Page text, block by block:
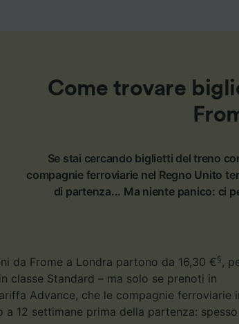
Come trovare
Se stai cercando biglietti del treno
compagnie ferroviarie nel Regno Unito
di partenza... Ma niente panico: ci
da Frome a Londra partono da 16,30 €§ ,
classe Standard – ma solo se prenoti in
Advance, che le compagnie ferroviarie
12 settimane prima della partenza: spesso